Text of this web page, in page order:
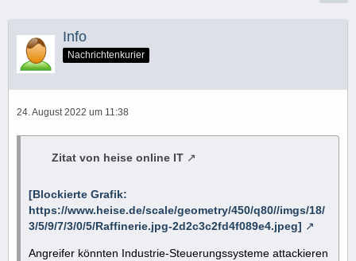
Info
Nachrichtenkurier
24. August 2022 um 11:38
Zitat von heise online IT
[Blockierte Grafik:
https://www.heise.de/scale/geometry/450/q80//imgs/18/
3/5/9/7/3/0/5/Raffinerie.jpg-2d2c3c2fd4f089e4.jpeg]
Angreifer könnten Industrie-Steuerungssysteme attackieren